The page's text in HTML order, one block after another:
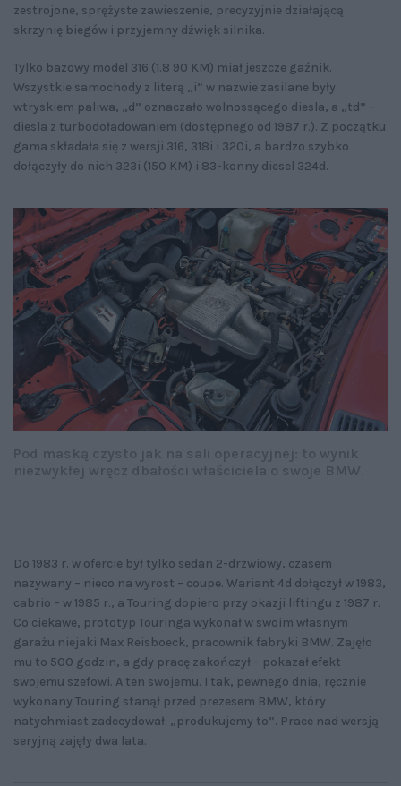
zestrojone, sprężyste zawieszenie, precyzyjnie działającą
skrzynię biegów i przyjemny dźwięk silnika.
Tylko bazowy model 316 (1.8 90 KM) miał jeszcze gaźnik.
Wszystkie samochody z literą „i” w nazwie zasilane były
wtryskiem paliwa, „d” oznaczało wolnossącego diesla, a „td” –
diesla z turbodoładowaniem (dostępnego od 1987 r.). Z początku
gama składała się z wersji 316, 318i i 320i, a bardzo szybko
dołączyły do nich 323i (150 KM) i 83-konny diesel 324d.
Do 1983 r. w ofercie był tylko sedan 2-drzwiowy, czasem
nazywany – nieco na wyrost – coupe. Wariant 4d dołączył w 1983,
cabrio – w 1985 r., a Touring dopiero przy okazji liftingu z 1987 r.
Co ciekawe, prototyp Touringa wykonał w swoim własnym
garażu niejaki Max Reisboeck, pracownik fabryki BMW. Zajęło
mu to 500 godzin, a gdy pracę zakończył – pokazał efekt
swojemu szefowi. A ten swojemu. I tak, pewnego dnia, ręcznie
wykonany Touring stanął przed prezesem BMW, który
natychmiast zadecydował: „produkujemy to”. Prace nad wersją
seryjną zajęły dwa lata.